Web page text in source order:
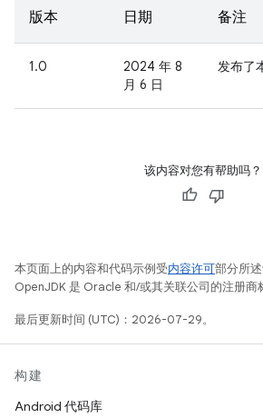
版本 日期 备注
1.0
2024 年 8
月 6 日
发布了
该内容对您有帮助吗？
本页面上的内容和代码示例受内容许可部分所
OpenJDK 是 Oracle 和/或其关联公司的注册商
最后更新时间 (UTC)：2026-07-29。
构建
Android 代码库